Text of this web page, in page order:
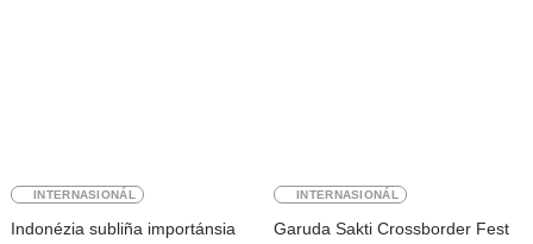
INTERNASIONÁL
Indonézia subliña importánsia
INTERNASIONÁL
Garuda Sakti Crossborder Fest